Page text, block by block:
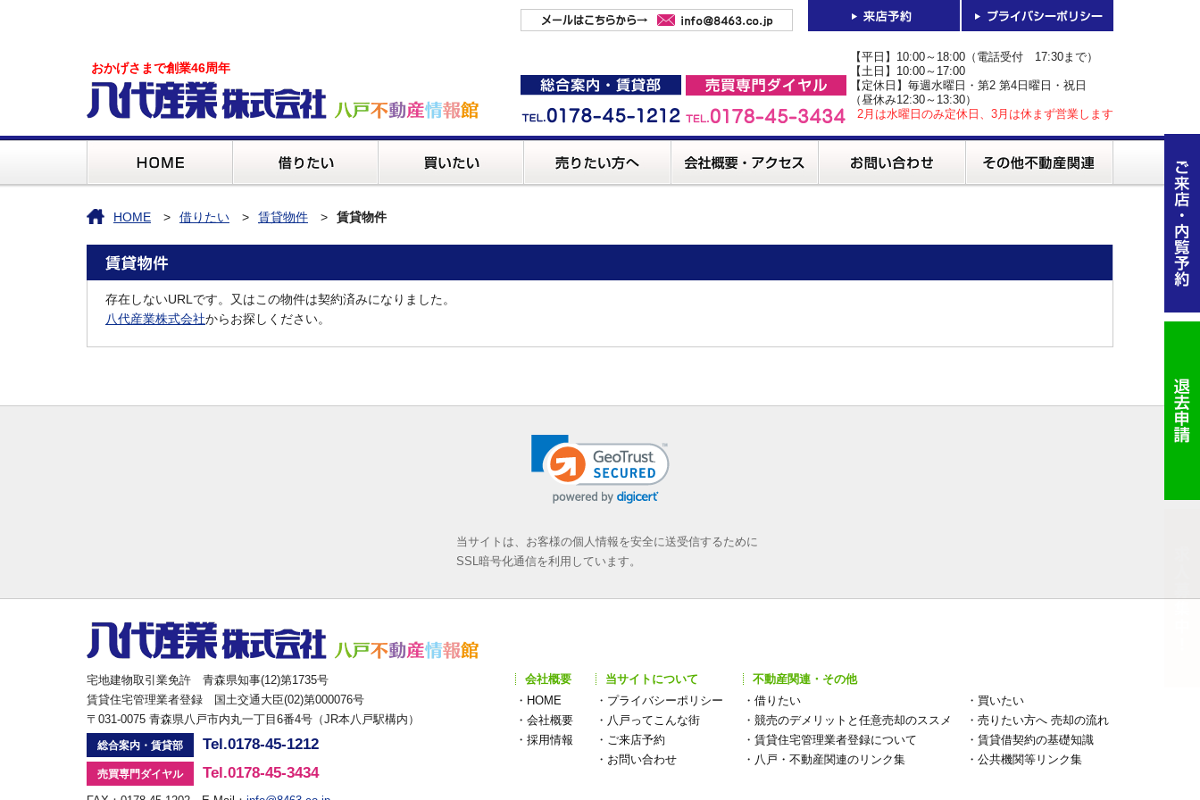
おかげさまで創業46周年
【平日】10:00～18:00（電話受付 17:30まで）
【土日】10:00～17:00
【定休日】毎週水曜日・第2 第4日曜日・祝日
（昼休み12:30～13:30）
2月は水曜日のみ定休日、3月は休まず営業します
HOME 借りたい 賃貸物件 賃貸物件
存在しないURLです。又はこの物件は契約済みになりました。
八代産業株式会社からお探しください。
当サイトは、お客様の個人情報を安全に送受信するために
SSL暗号化通信を利用しています。
宅地建物取引業免許 青森県知事(12)第1735号
賃貸住宅管理業者登録 国土交通大臣(02)第000076号
〒031-0075 青森県八戸市内丸一丁目6番4号（JR本八戸駅構内）
総合案内・賃貸部 Tel.0178-45-1212
売買専門ダイヤル Tel.0178-45-3434
会社概要
・ HOME
・ 会社概要
・ 採用情報
当サイトについて
・ プライバシーポリシー
・ 八戸ってこんな街
・ ご来店予約
・ お問い合わせ
不動産関連・その他
・ 借りたい ・ 買いたい
・ 競売のデメリットと任意売却のススメ ・ 売りたい方へ 売却の流れ
・ 賃貸住宅管理業者登録について ・ 賃貸借契約の基礎知識
・ 八戸・不動産関連のリンク集 ・ 公共機関等リンク集